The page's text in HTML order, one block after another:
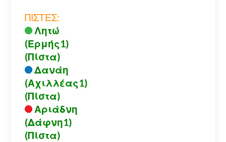
ΠΙΣΤΕΣ:
Λητώ
(Ερμής1)
(Πίστα)
Δανάη
(Αχιλλέας1)
(Πίστα)
Αριάδνη
(Δάφνη1)
(Πίστα)